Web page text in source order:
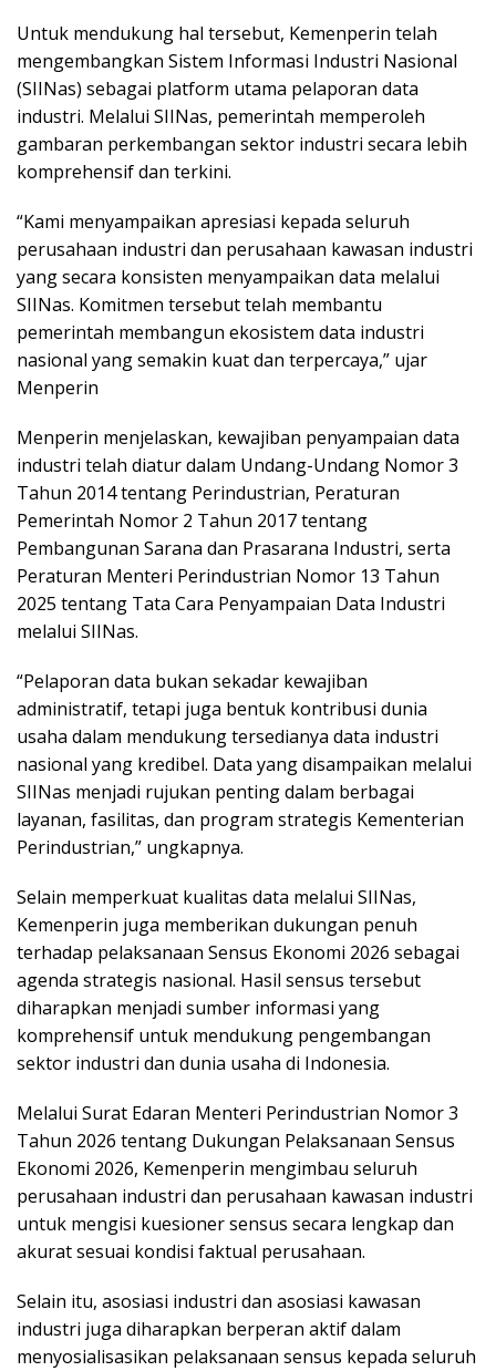
Untuk mendukung hal tersebut, Kemenperin telah
mengembangkan Sistem Informasi Industri Nasional
(SIINas) sebagai platform utama pelaporan data
industri. Melalui SIINas, pemerintah memperoleh
gambaran perkembangan sektor industri secara lebih
komprehensif dan terkini.
“Kami menyampaikan apresiasi kepada seluruh
perusahaan industri dan perusahaan kawasan industri
yang secara konsisten menyampaikan data melalui
SIINas. Komitmen tersebut telah membantu
pemerintah membangun ekosistem data industri
nasional yang semakin kuat dan terpercaya,” ujar
Menperin
Menperin menjelaskan, kewajiban penyampaian data
industri telah diatur dalam Undang-Undang Nomor 3
Tahun 2014 tentang Perindustrian, Peraturan
Pemerintah Nomor 2 Tahun 2017 tentang
Pembangunan Sarana dan Prasarana Industri, serta
Peraturan Menteri Perindustrian Nomor 13 Tahun
2025 tentang Tata Cara Penyampaian Data Industri
melalui SIINas.
“Pelaporan data bukan sekadar kewajiban
administratif, tetapi juga bentuk kontribusi dunia
usaha dalam mendukung tersedianya data industri
nasional yang kredibel. Data yang disampaikan melalui
SIINas menjadi rujukan penting dalam berbagai
layanan, fasilitas, dan program strategis Kementerian
Perindustrian,” ungkapnya.
Selain memperkuat kualitas data melalui SIINas,
Kemenperin juga memberikan dukungan penuh
terhadap pelaksanaan Sensus Ekonomi 2026 sebagai
agenda strategis nasional. Hasil sensus tersebut
diharapkan menjadi sumber informasi yang
komprehensif untuk mendukung pengembangan
sektor industri dan dunia usaha di Indonesia.
Melalui Surat Edaran Menteri Perindustrian Nomor 3
Tahun 2026 tentang Dukungan Pelaksanaan Sensus
Ekonomi 2026, Kemenperin mengimbau seluruh
perusahaan industri dan perusahaan kawasan industri
untuk mengisi kuesioner sensus secara lengkap dan
akurat sesuai kondisi faktual perusahaan.
Selain itu, asosiasi industri dan asosiasi kawasan
industri juga diharapkan berperan aktif dalam
menyosialisasikan pelaksanaan sensus kepada seluruh